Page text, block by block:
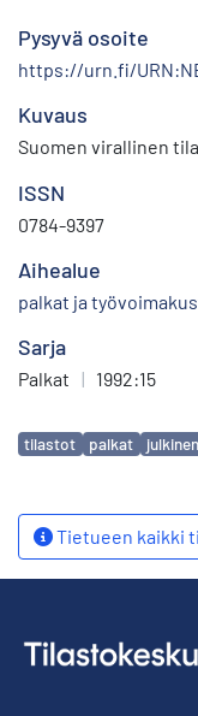
Pysyvä osoite
https://urn.fi/
Kuvaus
Suomen virallinen
ISSN
0784-9397
Aihealue
palkat ja
Sarja
Palkat | 1992:15
Avainsanat
tilastot palkat
Tietueen kaikki